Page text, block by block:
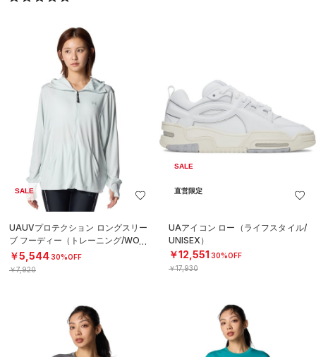
SALE
UAUVプロテクション ロングスリー
ブ フーディー（トレーニング/WOM
EN）
￥5,54430%OFF
￥7,920
SALE
直営限定
UAアイコン ロー（ライフスタイル/
UNISEX）
￥12,551 30%OFF
￥17,930